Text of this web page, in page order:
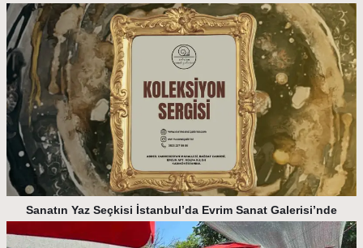
Sanatın Yaz Seçkisi İstanbul’da Evrim Sanat Galerisi’nde